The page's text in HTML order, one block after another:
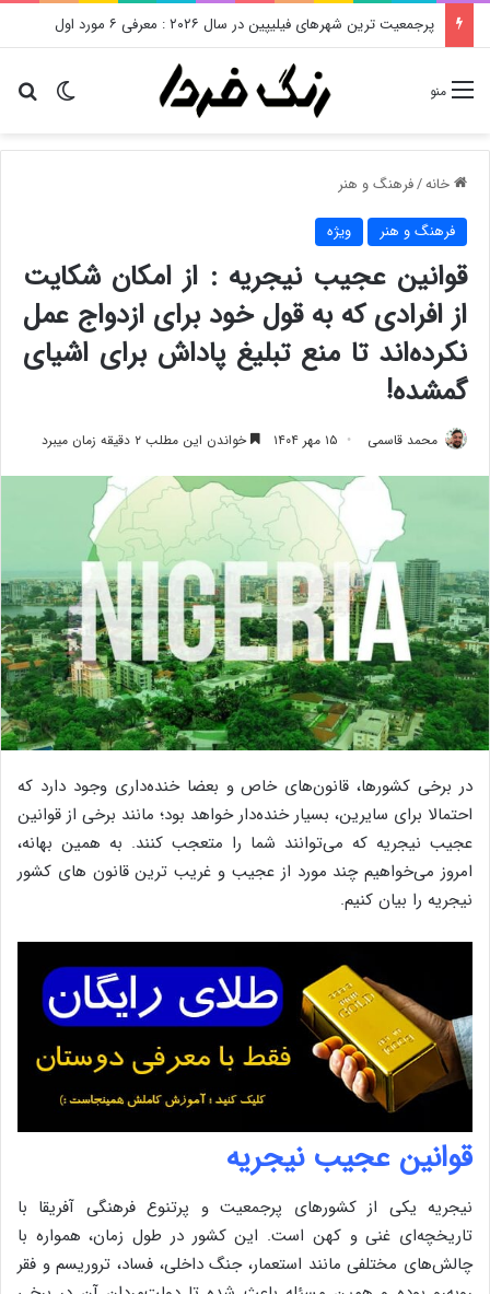
پرجمعیت ترین شهرهای فیلیپین در سال ۲۰۲۶ : معرفی ۶ مورد اول
تغییر منو
خانه/فرهنگ و هنر
فرهنگ و هنر ویژه
قوانین عجیب نیجریه : از امکان شکایت
از افرادی که به قول خود برای ازدواج عمل
نکرده‌اند تا منع تبلیغ پاداش برای اشیای
گمشده!
محمد قاسمی ۱۵ مهر ۱۴۰۴ خواندن این مطلب ۲ دقیقه زمان میبرد
در برخی کشورها، قانون‌های خاص و بعضا خنده‌داری وجود دارد که
احتمالا برای سایرین، بسیار خنده‌دار خواهد بود؛ مانند برخی از قوانین
عجیب نیجریه که می‌توانند شما را متعجب کنند. به همین بهانه،
امروز می‌خواهیم چند مورد از عجیب و غریب ترین قانون های کشور
نیجریه را بیان کنیم.
قوانین عجیبنیجریه
نیجریه یکی از کشورهای پرجمعیت و پرتنوع فرهنگی آفریقا با
تاریخچه‌ای غنی و کهن است. این کشور در طول زمان، همواره با
چالش‌های مختلفی مانند استعمار، جنگ داخلی، فساد، تروریسم و فقر